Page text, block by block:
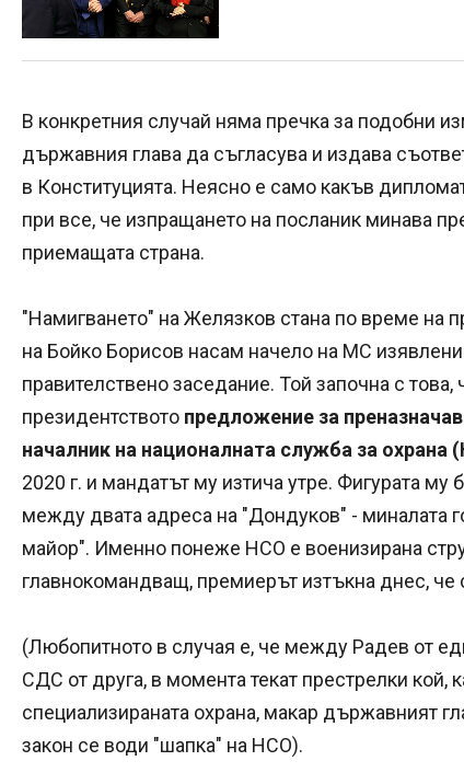
В конкретния случай няма пречка за подобни
държавния глава да съгласува и издава
в Конституцията. Неясно е само какъв
при все, че изпращането на посланик минава
приемащата страна.
"Намигването" на Желязков стана по време на
на Бойко Борисов насам начело на МС
правителствено заседание. Той започна с това,
президентството предложение за
началник на националната служба за охрана
2020 г. и мандатът му изтича утре. Фигурата му
между двата адреса на "Дондуков" - миналата
майор". Именно понеже НСО е военизирана
главнокомандващ, премиерът изтъкна днес, че
(Любопитното в случая е, че между Радев от
СДС от друга, в момента текат престрелки кой,
специализираната охрана, макар държавният
закон се води "шапка" на НСО).